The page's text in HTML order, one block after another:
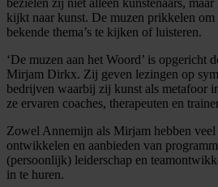
kijkt naar kunst. De muzen prikkelen om
bekende thema’s te kijken of luisteren.
‘De muzen aan het Woord’ is opgericht
Mirjam Dirkx. Zij geven lezingen op
bedrijven waarbij zij kunst als metafoor
ze ervaren coaches, therapeuten en
Zowel Annemijn als Mirjam hebben
ontwikkelen en aanbieden van
(persoonlijk) leiderschap en
in te huren.